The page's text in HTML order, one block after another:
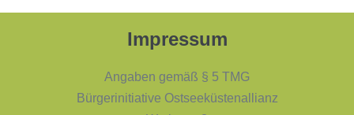
Impressum
Angaben gemäß § 5 TMG
Bürgerinitiative Ostseeküstenallianz